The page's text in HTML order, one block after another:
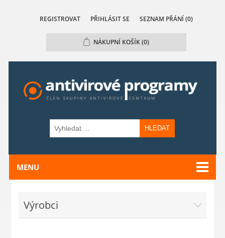
REGISTROVAT PŘIHLÁSIT SE SEZNAM PŘÁNÍ (0)
NÁKUPNÍ KOŠÍK(0)
HLEDAT
MENU
Výrobci